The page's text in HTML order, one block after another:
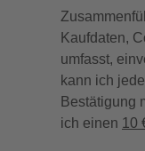
Kaufdaten,
umfasst,
kann ich
Bestätigung
ich einen 10